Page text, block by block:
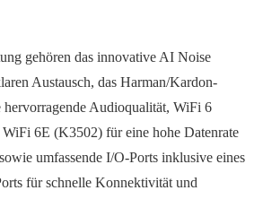
gehören das innovative AI Noise
Austausch, das Harman/Kardon-
hervorragende Audioqualität, WiFi 6
6E (K3502) für eine hohe Datenrate
umfassende I/O-Ports inklusive eines
für schnelle Konnektivität und